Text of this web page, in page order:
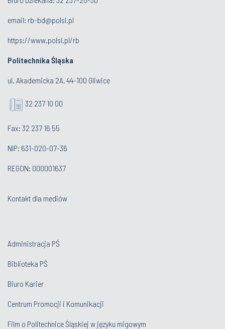
email: rb-bd@polsl.pl
https://www.polsl.pl/rb
Politechnika Śląska
ul. Akademicka 2A, 44-100 Gliwice
32 237 10 00
Fax: 32 237 16 55
NIP: 631-020-07-36
REGON: 000001637
Kontakt dla mediów
Administracja PŚ
Biblioteka PŚ
Biuro Karier
Centrum Promocji i Komunikacji
Film o Politechnice Śląskiej w języku migowym